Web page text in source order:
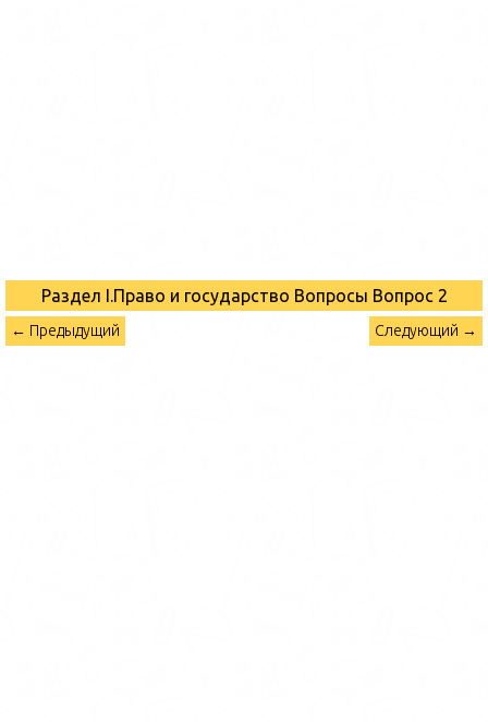
Раздел I.Право и государство Вопросы Вопрос 2
← Предыдущий Следующий →